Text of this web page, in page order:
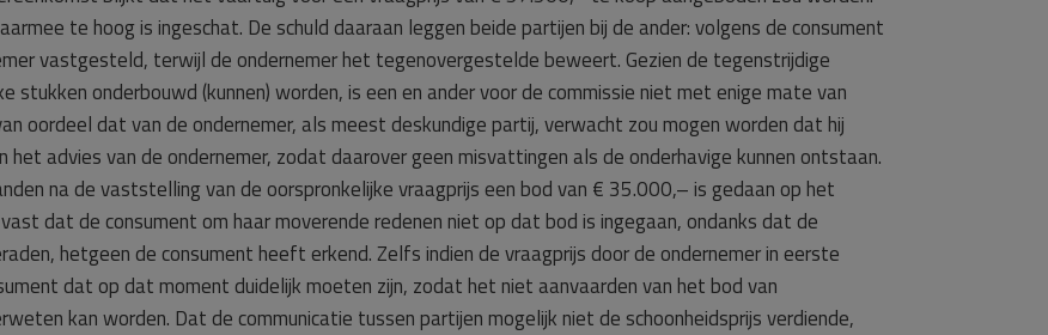
te hoog is ingeschat. De schuld daaraan leggen beide partijen bij de ander: volgens de consument
vastgesteld, terwijl de ondernemer het tegenovergestelde beweert. Gezien de tegenstrijdige
onderbouwd (kunnen) worden, is een en ander voor de commissie niet met enige mate van
oordeel dat van de ondernemer, als meest deskundige partij, verwacht zou mogen worden dat hij
advies van de ondernemer, zodat daarover geen misvattingen als de onderhavige kunnen ontstaan.
na de vaststelling van de oorspronkelijke vraagprijs een bod van € 35.000,– is gedaan op het
dat de consument om haar moverende redenen niet op dat bod is ingegaan, ondanks dat de
hetgeen de consument heeft erkend. Zelfs indien de vraagprijs door de ondernemer in eerste
dat op dat moment duidelijk moeten zijn, zodat het niet aanvaarden van het bod van
kan worden. Dat de communicatie tussen partijen mogelijk niet de schoonheidsprijs verdiende,